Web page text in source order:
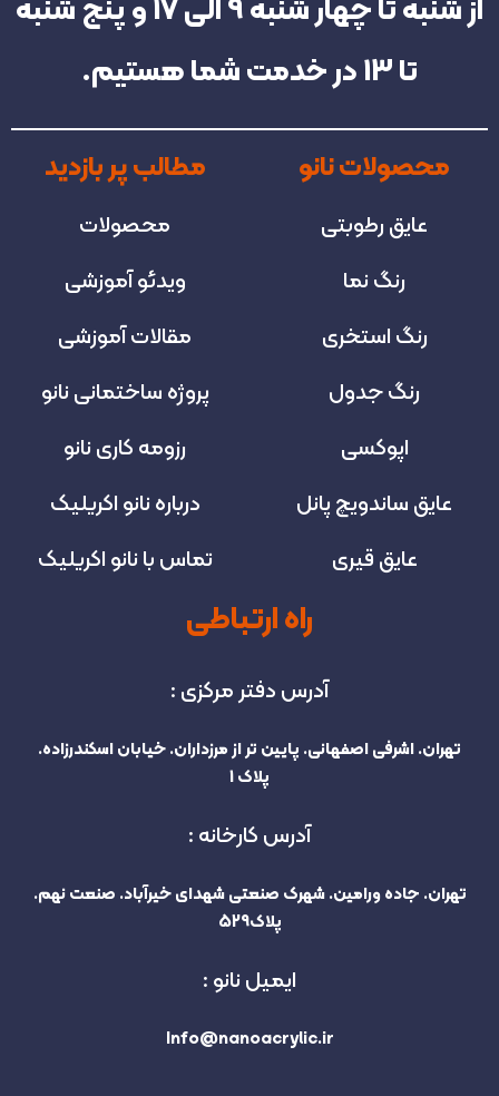
از شنبه تا چهار شنبه‌ 9 الی 17 و پنج شنبه
تا 13 در خدمت شما هستیم.
محصولات نانو
عایق رطوبتی
رنگ نما
رنگ استخری
رنگ جدول
اپوکسی
عایق ساندویچ پانل
عایق قیری
مطالب پر بازدید
محصولات
ویدئو آموزشی
مقالات آموزشی
پروژه‌ ساختمانی نانو
رزومه کاری نانو
درباره نانو اکریلیک
تماس با نانو اکریلیک
راه ارتباطی
آدرس دفتر مرکزی :
تهران. اشرفی اصفهانی. پایین تر از مرزداران. خیابان اسکندرزاده.
پلاک 1
آدرس کارخانه :
تهران. جاده ورامین. شهرک صنعتی شهدای خیرآباد. صنعت نهم.
پلاک529
ایمیل نانو :
Info@nanoacrylic.ir